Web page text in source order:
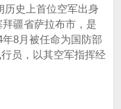
历史上首位空军出身
疆省萨拉布市，是
8月被任命为国防部
员，以其空军指挥经